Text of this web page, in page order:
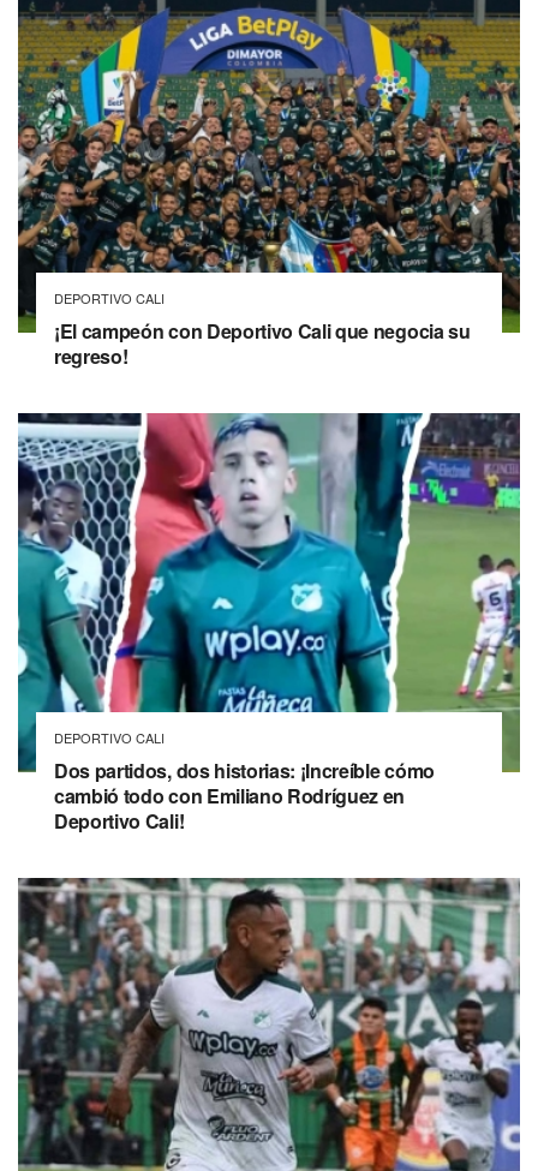
DEPORTIVO CALI
¡El campeón con Deportivo Cali que negocia su
regreso!
DEPORTIVO CALI
Dos partidos, dos historias: ¡Increíble cómo
cambió todo con Emiliano Rodríguez en
Deportivo Cali!